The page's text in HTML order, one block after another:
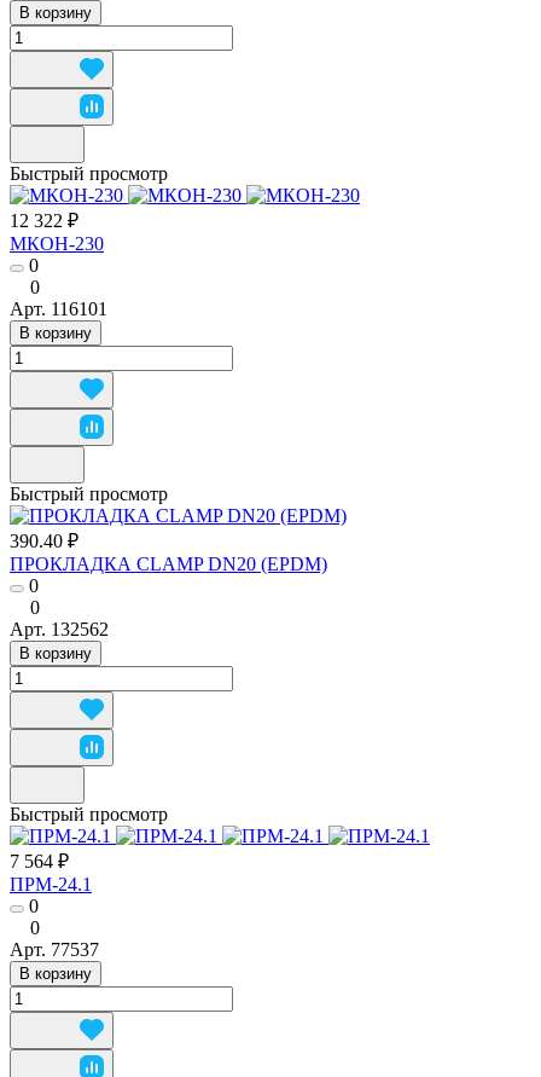
В корзину
Быстрый просмотр
12 322 ₽
МКОН-230
0
0
Арт. 116101
В корзину
Быстрый просмотр
390.40 ₽
ПРОКЛАДКА CLAMP DN20 (EPDM)
0
0
Арт. 132562
В корзину
Быстрый просмотр
7 564 ₽
ПРМ-24.1
0
0
Арт. 77537
В корзину